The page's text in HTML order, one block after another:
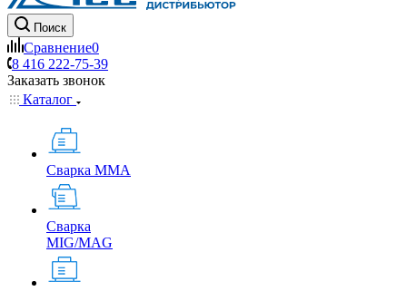
Поиск
Сравнение0
8 416 222-75-39
Заказать звонок
Каталог
Сварка MMA
Сварка
MIG/MAG